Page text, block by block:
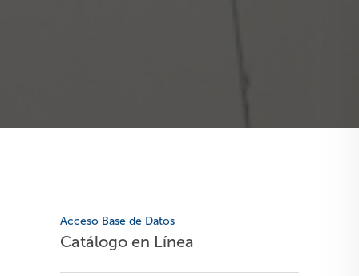
Acceso Base de Datos
Catálogo en Línea